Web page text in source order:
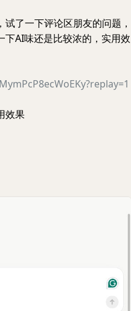
了一下评论区朋友的问题，
AI味还是比较浓的，实用效
效果